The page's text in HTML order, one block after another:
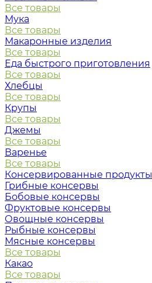
Все товары
Мука
Все товары
Макаронные изделия
Все товары
Еда быстрого приготовления
Все товары
Хлебцы
Все товары
Крупы
Все товары
Джемы
Все товары
Варенье
Все товары
Консервированные продукты
Грибные консервы
Бобовые консервы
Фруктовые консервы
Овощные консервы
Рыбные консервы
Мясные консервы
Все товары
Какао
Все товары